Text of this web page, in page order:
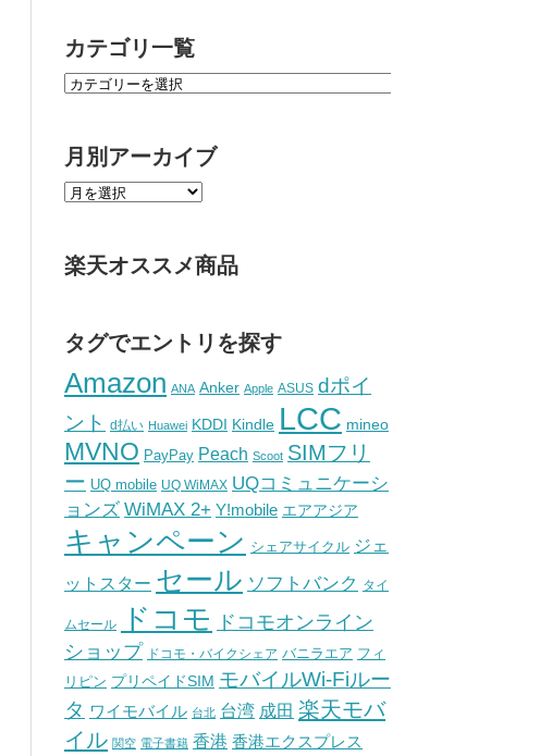
カテゴリ一覧
月別アーカイブ
楽天オススメ商品
タグでエントリを探す
Amazon ANA Anker Apple ASUS dポイ
ント
d払い Huawei KDDI Kindle LCC mineo
MVNO PayPay Peach Scoot SIMフリ
ー UQ mobile UQ WiMAX UQコミュニケーシ
ョンズ WiMAX 2+ Y!mobile エアアジア
キャンペーン シェアサイクル ジェ
ットスター セール ソフトバンク タイ
ムセール ドコモ
ドコモオンライン
ショップ ドコモ・バイクシェア バニラエア フィ
リピン プリペイドSIM モバイルWi-Fiルー
タ ワイモバイル 台北 台湾 成田 楽天モバ
イル 関空 電子書籍 香港 香港エクスプレス